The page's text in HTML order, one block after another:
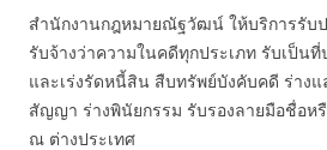
สำนักงานกฎหมายณัฐวัฒน์ ให้บริการรับ
รับจ้างว่าความในคดีทุกประเภท รับเป็น
และเร่งรัดหนี้สิน สืบทรัพย์บังคับคดี ร่าง
สัญญา ร่างพินัยกรรม รับรองลายมือชื่อห
ณ ต่างประเทศ